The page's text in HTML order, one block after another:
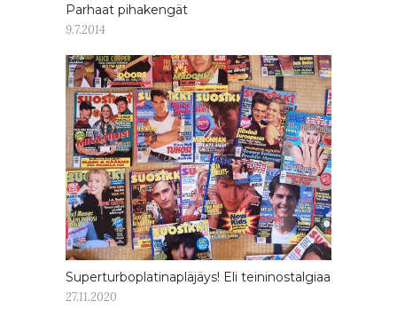
Parhaat pihakengät
9.7.2014
Superturboplatinapläjäys! Eli teininostalgiaa
27.11.2020